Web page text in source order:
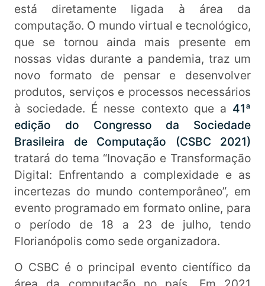
está diretamente ligada à área da
computação. O mundo virtual e tecnológico,
que se tornou ainda mais presente em
nossas vidas durante a pandemia, traz um
novo formato de pensar e desenvolver
produtos, serviços e processos necessários
à sociedade. É nesse contexto que a 41ª
edição do Congresso da Sociedade
Brasileira de Computação (CSBC 2021)
tratará do tema “Inovação e Transformação
Digital: Enfrentando a complexidade e as
incertezas do mundo contemporâneo”, em
evento programado em formato online, para
o período de 18 a 23 de julho, tendo
Florianópolis como sede organizadora.
O CSBC é o principal evento científico da